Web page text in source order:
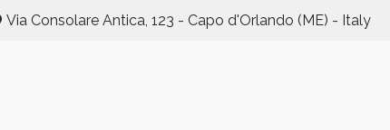
Via Consolare Antica, 123 - Capo d'Orlando (ME) - Italy